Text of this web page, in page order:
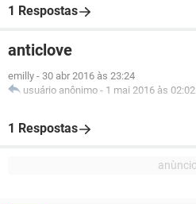
1 Respostas
anticlove
emilly - 30 abr 2016 às 23:24
usuário anônimo - 1 mai 2016 às 02:02
1 Respostas